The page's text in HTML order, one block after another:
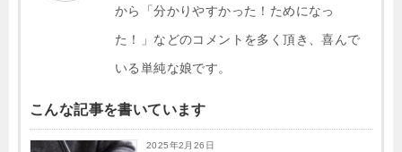
から「分かりやすかった！ためになっ
た！」などのコメントを多く頂き、喜んで
いる単純な娘です。
こんな記事を書いています
2025年2月26日